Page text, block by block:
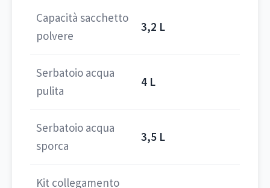
Capacità sacchetto
polvere
3,2 L
Serbatoio acqua
pulita
4 L
Serbatoio acqua
sporca
3,5 L
Kit collegamento